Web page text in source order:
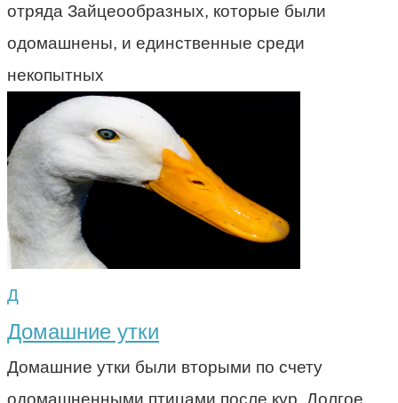
отряда Зайцеообразных, которые были
одомашнены, и единственные среди
некопытных
Д
Домашние утки
Домашние утки были вторыми по счету
одомашненными птицами после кур. Долгое